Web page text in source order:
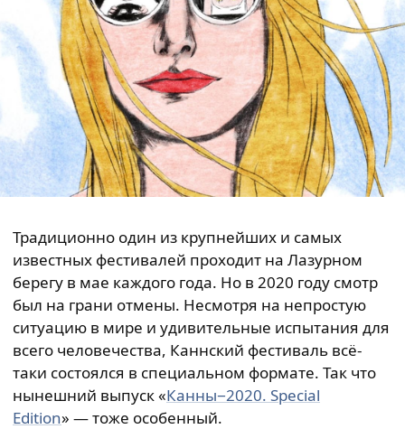
Традиционно один из крупнейших и самых
известных фестивалей проходит на Лазурном
берегу в мае каждого года. Но в 2020 году смотр
был на грани отмены. Несмотря на непростую
ситуацию в мире и удивительные испытания для
всего человечества, Каннский фестиваль всё-
таки состоялся в специальном формате. Так что
нынешний выпуск «Канны−2020. Special
Edition» — тоже особенный.